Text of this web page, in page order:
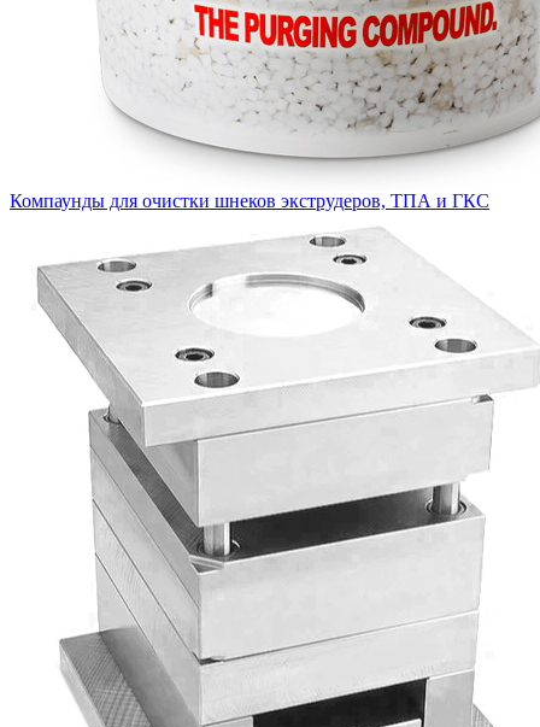
Компаунды для очистки шнеков экструдеров, ТПА и ГКС